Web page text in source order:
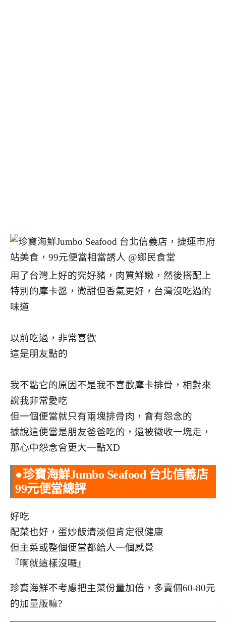
用了台灣上好的究好豬，肉質鮮嫩，然後搭配上
特別的摩卡醬，微甜但香氣更好，台灣沒吃過的
味道
以前吃過，非常喜歡
這是朋友點的
我不點它的原因不是我不喜歡摩卡排骨，相對來
說我非常愛吃
但一個便當就只有兩塊排骨肉，會有怨念的
據說這便當是朋友爸爸吃的，還被徵收一塊走，
那心中怨念會更大一點XD
●珍寶海鮮Jumbo Seafood 台北信義店
99元便當總評
好吃
配菜也好，蛋炒飯清淡但肯定很健康
但主菜或整個便當都給人一個感覺
『啊就這樣沒囉』
珍寶海鮮不考慮把主菜份量加倍，多賣個60-80元
的加量版嘛?